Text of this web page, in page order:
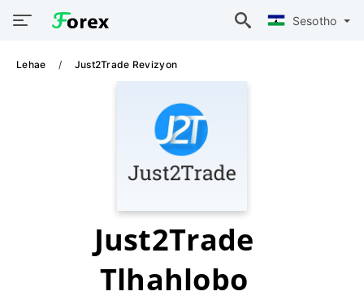
Sesotho
Lehae Just2Trade Revizyon
Just2Trade
Tlhahlobo